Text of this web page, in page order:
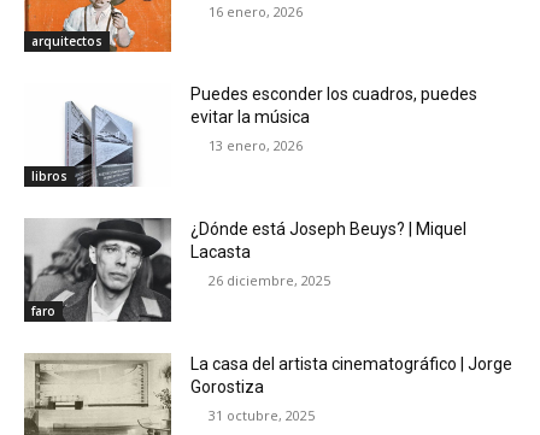
arquitectos
16 enero, 2026
libros
Puedes esconder los cuadros, puedes
evitar la música
13 enero, 2026
faro
¿Dónde está Joseph Beuys? | Miquel
Lacasta
26 diciembre, 2025
La casa del artista cinematográfico | Jorge
Gorostiza
31 octubre, 2025